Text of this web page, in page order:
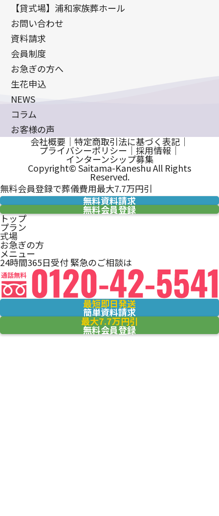
【貸式場】浦和家族葬ホール
お問い合わせ
資料請求
会員制度
お急ぎの方へ
生花申込
NEWS
コラム
お客様の声
会社概要 ｜ 特定商取引法に基づく表記 ｜
プライバシーポリシー ｜ 採用情報 ｜
インターンシップ募集
Copyright© Saitama-Kaneshu All Rights
Reserved.
無料会員登録で葬儀費用最大7.7万円引
無料資料請求
無料会員登録
トップ
プラン
式場
お急ぎの方
メニュー
24時間365日受付緊急のご相談は
最短即日発送
簡単資料請求
最大7.7万円引
無料会員登録